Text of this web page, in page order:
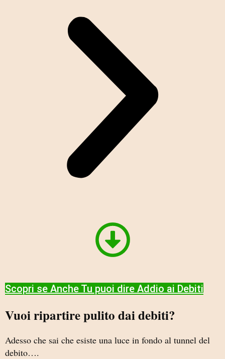
Scopri se Anche Tu puoi dire Addio ai Debiti​
Vuoi ripartire pulito dai debiti?
Adesso che sai che esiste una luce in fondo al tunnel del
debito….